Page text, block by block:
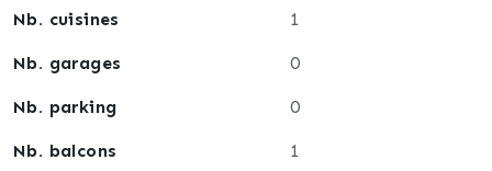
Nb. cuisines 1
Nb. garages 0
Nb. parking 0
Nb. balcons 1